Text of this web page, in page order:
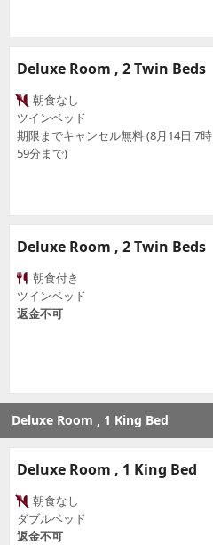
Deluxe Room , 2 Twin Beds
朝食なし
ツインベッド
期限までキャンセル無料 (8月14日 7時
59分まで)
Deluxe Room , 2 Twin Beds
朝食付き
ツインベッド
返金不可
Deluxe Room , 1 King Bed
Deluxe Room , 1 King Bed
朝食なし
ダブルベッド
返金不可